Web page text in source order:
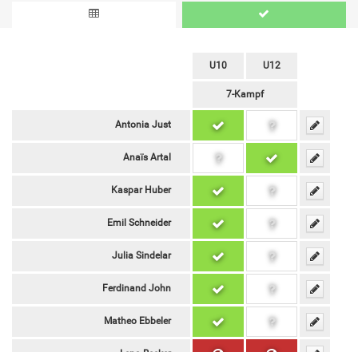
U10 U12
7-Kampf
Antonia Just
Anaïs Artal
Kaspar Huber
Emil Schneider
Julia Sindelar
Ferdinand John
Matheo Ebbeler